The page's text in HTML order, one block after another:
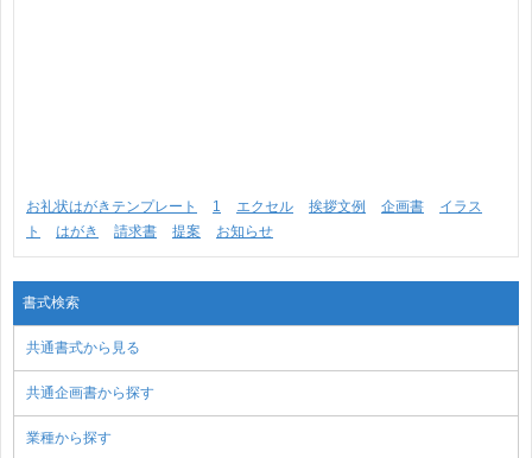
お礼状はがきテンプレート 1 エクセル 挨拶文例 企画書
イラス
ト
はがき 請求書 提案 お知らせ
書式検索
共通書式から見る
共通企画書から探す
業種から探す